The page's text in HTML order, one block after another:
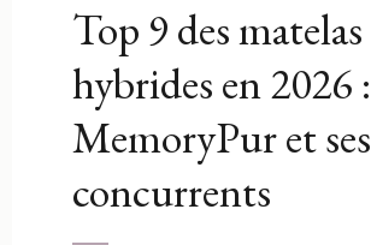
Top 9 des matelas
hybrides en 2026 :
MemoryPur et ses
concurrents